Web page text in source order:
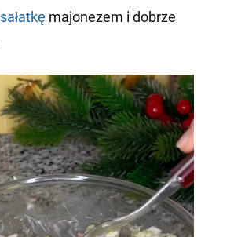
sałatkęmajonezem i dobrze